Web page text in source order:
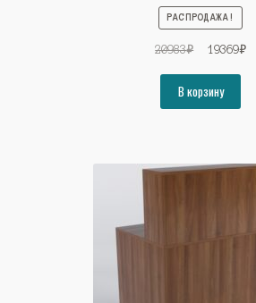
РАСПРОДАЖА!
20983₽
составляла
20983₽.
19369₽
В корзину